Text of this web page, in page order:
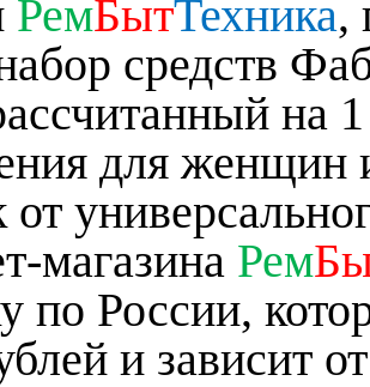
РемБытТехника,
средств
на
для
от
магазина Рем
по России,
и зависит